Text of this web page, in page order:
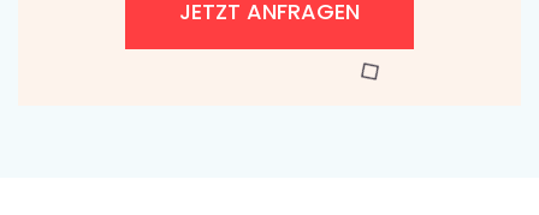
JETZT ANFRAGEN